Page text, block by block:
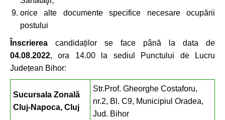
orice alte documente specifice necesare ocupării
postului
Înscrierea candidaților se face până la data de
04.08.2022, ora 14.00 la sediul Punctului de Lucru
Județean Bihor:
Sucursala Zonal ă
Cluj-Napoca, Cluj
Str.Prof. Gheorghe Costaforu,
nr.2, Bl. C9, Municipiul Oradea,
Jud. Bihor